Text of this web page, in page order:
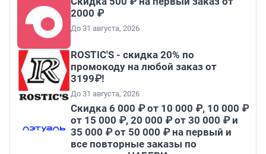
2000 ₽
До 31 августа, 2026
ROSTIC'S - скидка 20% по
промокоду на любой заказ от
3199₽!
До 31 августа, 2026
Скидка 6 000 ₽ от 10 000 ₽, 10 000 ₽
от 15 000 ₽, 20 000 ₽ от 30 000 ₽ и
35 000 ₽ от 50 000 ₽ на первый и
все повторные заказы по